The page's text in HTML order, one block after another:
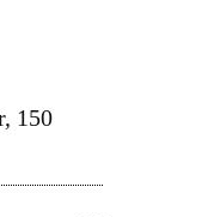
150